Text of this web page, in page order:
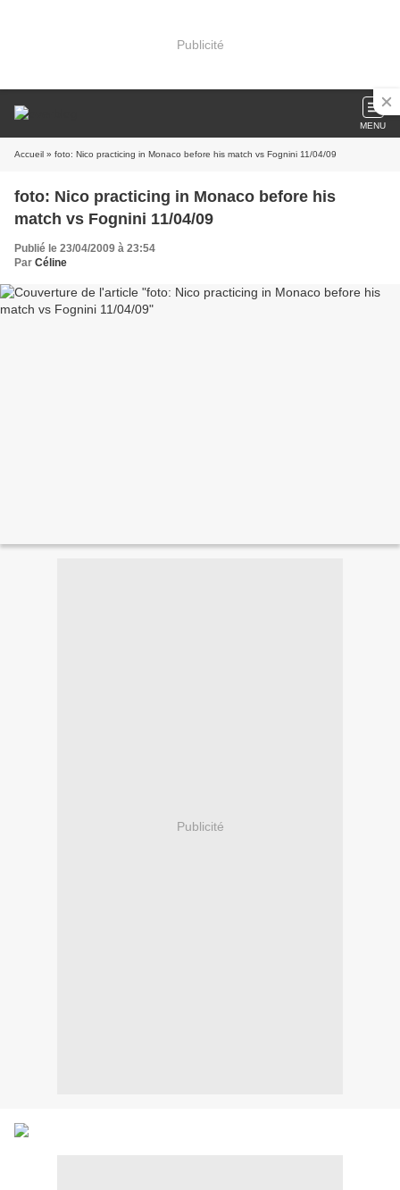
Publicité
MENU
Accueil » foto: Nico practicing in Monaco before his match vs Fognini 11/04/09
foto: Nico practicing in Monaco before his
match vs Fognini 11/04/09
Publié le 23/04/2009 à 23:54
Par Céline
Publicité